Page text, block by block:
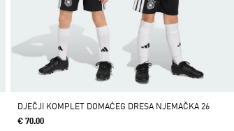
DJEČJI KOMPLET DOMAĆEG DRESA NJEMAČKA 26
€ 70.00